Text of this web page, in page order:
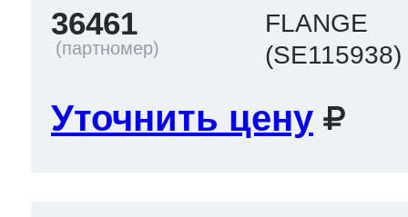
36461
FLANGE
(SE115938)
Уточнить цену